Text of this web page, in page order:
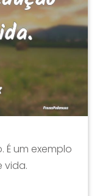
um exemplo
vida.